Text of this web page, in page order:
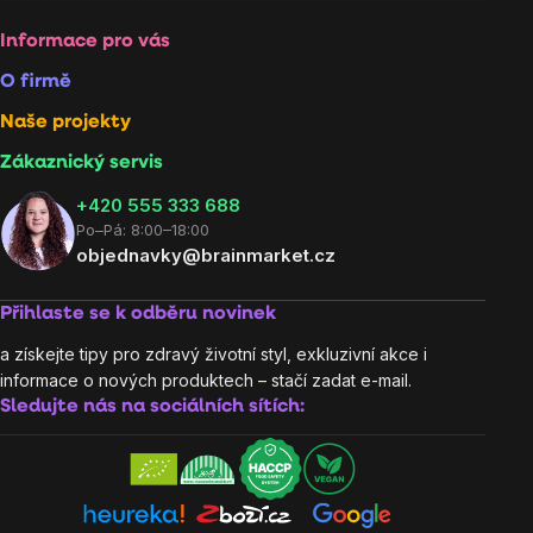
Informace pro vás
O firmě
Naše projekty
Zákaznický servis
‭+420 555 333 688
Po–Pá: 8:00–18:00
objednavky@brainmarket.cz
Přihlaste se k odběru novinek
a získejte tipy pro zdravý životní styl, exkluzivní akce i
informace o nových produktech – stačí zadat e-mail.
Sledujte nás na sociálních sítích: